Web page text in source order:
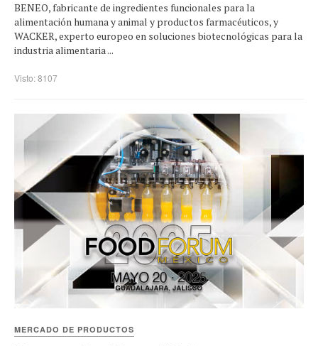
BENEO, fabricante de ingredientes funcionales para la
alimentación humana y animal y productos farmacéuticos, y
WACKER, experto europeo en soluciones biotecnológicas para la
industria alimentaria ...
Visto: 8107
MERCADO DE PRODUCTOS